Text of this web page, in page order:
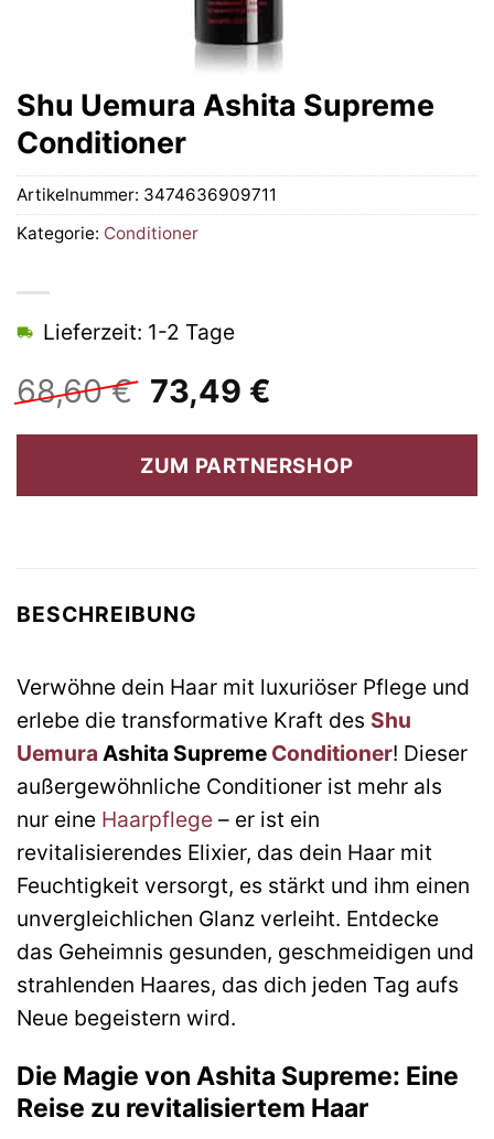
Shu Uemura Ashita Supreme
Conditioner
68,60€ Ursprünglicher
Preis
war:
68,60 €
73,49 €
ist:
73,49 €.
Lieferzeit: 1-2 Tage
ZUM PARTNERSHOP
Artikelnummer: 3474636909711
Kategorie: Conditioner
BESCHREIBUNG
Verwöhne dein Haar mit luxuriöser Pflege und
erlebe die transformative Kraft des Shu
Uemura Ashita Supreme Conditioner! Dieser
außergewöhnliche Conditioner ist mehr als
nur eine Haarpflege – er ist ein
revitalisierendes Elixier, das dein Haar mit
Feuchtigkeit versorgt, es stärkt und ihm einen
unvergleichlichen Glanz verleiht. Entdecke
das Geheimnis gesunden, geschmeidigen und
strahlenden Haares, das dich jeden Tag aufs
Neue begeistern wird.
Die Magie von Ashita Supreme: Eine
Reise zu revitalisiertem Haar